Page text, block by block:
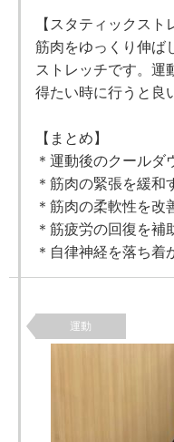
【スタティックスト
筋肉をゆっくり伸ば
ストレッチです。運
得たい時に行うと良
【まとめ】
＊運動後のクールダ
＊筋肉の緊張を緩和
＊筋肉の柔軟性を改
＊筋疲労の回復を補
＊自律神経を落ち着
運動